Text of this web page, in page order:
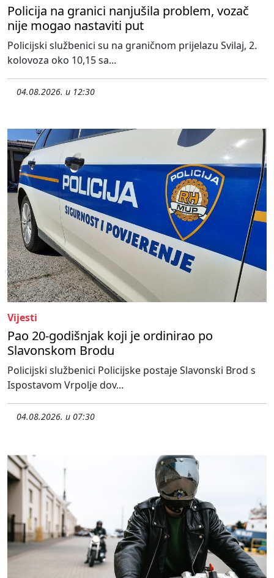
Policija na granici nanjušila problem, vozač
nije mogao nastaviti put
Policijski službenici su na graničnom prijelazu Svilaj, 2.
kolovoza oko 10,15 sa...
04.08.2026. u 12:30
Vijesti
Pao 20-godišnjak koji je ordinirao po
Slavonskom Brodu
Policijski službenici Policijske postaje Slavonski Brod s
Ispostavom Vrpolje dov...
04.08.2026. u 07:30